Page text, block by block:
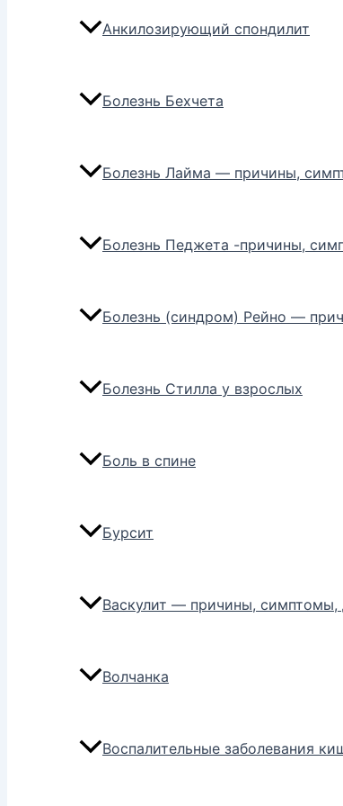
Анкилозирующий спондилит
Болезнь Бехчета
Болезнь Лайма — причины,
Болезнь Педжета -причины,
Болезнь (синдром) Рейно —
Болезнь Стилла у взрослых
Боль в спине
Бурсит
Васкулит — причины, симптомы,
Волчанка
Воспалительные заболевания